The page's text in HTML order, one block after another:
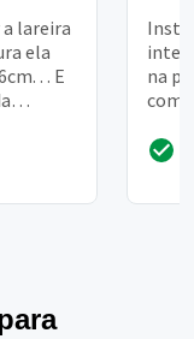
lareira
ela
. . E
na
com